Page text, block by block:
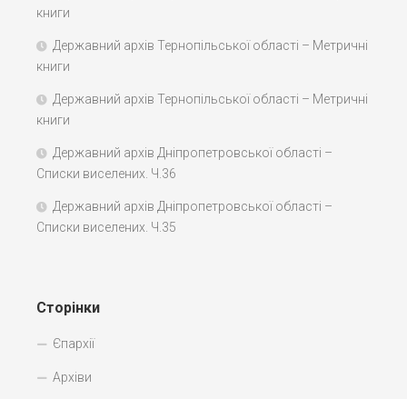
книги
Державний архів Тернопільської області – Метричні
книги
Державний архів Тернопільської області – Метричні
книги
Державний архів Дніпропетровської області –
Списки виселених. Ч.36
Державний архів Дніпропетровської області –
Списки виселених. Ч.35
Сторінки
Єпархії
Архіви